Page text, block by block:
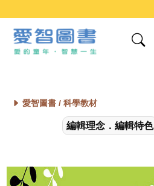
愛智圖書 / 科學教材
編輯理念．編輯特色